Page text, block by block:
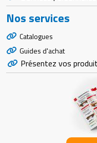
Nos services
Catalogues
Guides d'achat
Présentez vos